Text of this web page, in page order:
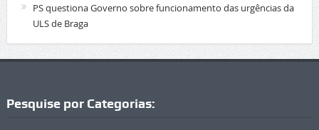
PS questiona Governo sobre funcionamento das urgências da
ULS de Braga
Pesquise por Categorias: